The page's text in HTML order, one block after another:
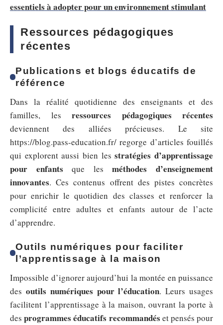
essentiels à adopter pour un environnement stimulant
Ressources pédagogiques
récentes
Publications et blogs éducatifs de
référence
Dans la réalité quotidienne des enseignants et des
familles, les ressources pédagogiques récentes
deviennent des alliées précieuses. Le site
https://blog.pass-education.fr/ regorge d’articles fouillés
qui explorent aussi bien lesstratégies d’apprentissage
pour enfants que lesméthodes d’enseignement
innovantes. Ces contenus offrent des pistes concrètes
pour enrichir le quotidien des classes et renforcer la
complicité entre adultes et enfants autour de l’acte
d’apprendre.
Outils numériques pour faciliter
l’apprentissage à la maison
Impossible d’ignorer aujourd’hui la montée en puissance
des outils numériques pour l’éducation. Leurs usages
facilitent l’apprentissage à la maison, ouvrant la porte à
desprogrammes éducatifs recommandés et pensés pour